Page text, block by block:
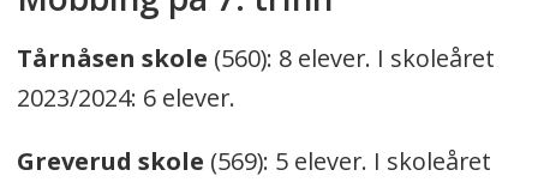
Tårnåsen skole (560): 8 elever. I skoleåret
2023/2024: 6 elever.
Greverud skole (569): 5 elever. I skoleåret